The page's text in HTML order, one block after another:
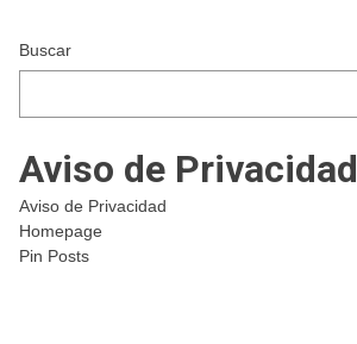
Buscar
Aviso de Privacidad
Aviso de Privacidad
Homepage
Pin Posts